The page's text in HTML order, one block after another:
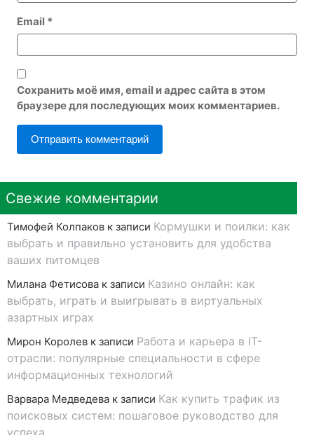
Email *
Сохранить моё имя, email и адрес сайта в этом
браузере для последующих моих комментариев.
Свежие комментарии
Тимофей Колпаков к записи Кормушки и поилки: как
выбрать и правильно установить для удобства
ваших питомцев
Милана Фетисова к записи Казино онлайн: как
выбрать, играть и выигрывать в виртуальных
азартных играх
Мирон Королев к записи Работа и карьера в IT-
отрасли: популярные специальности в сфере
информационных технологий
Варвара Медведева к записи Как купить трафик из
поисковых систем: пошаговое руководство для